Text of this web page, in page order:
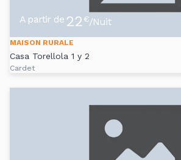
A partir de 22€/Nuit
MAISON RURALE
Casa Torellola 1 y 2
Cardet